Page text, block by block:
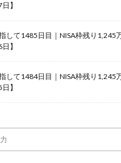
】
して1485日目｜NISA枠残り1,245
】
して1484日目｜NISA枠残り1,245
】